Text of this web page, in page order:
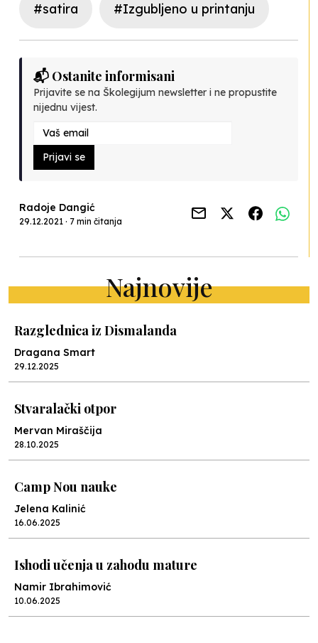
#satira #Izgubljeno u printanju
📬 Ostanite informisani
Prijavite se na Školegijum newsletter i ne propustite
nijednu vijest.
Prijavi se
Radoje Dangić
29.12.2021 · 7 min čitanja
Najnovije
Razglednica iz Dismalanda
Dragana Smart
29.12.2025
Stvaralački otpor
Mervan Miraščija
28.10.2025
Camp Nou nauke
Jelena Kalinić
16.06.2025
Ishodi učenja u zahodu mature
Namir Ibrahimović
10.06.2025